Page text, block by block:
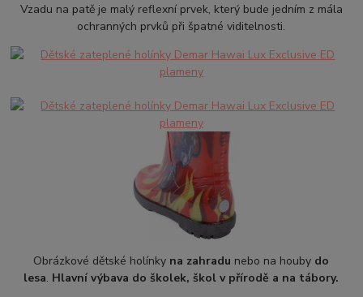
Vzadu na patě je malý reflexní prvek, který bude jedním z mála
ochranných prvků při špatné viditelnosti.
Obrázkové dětské holínky na zahradu nebo na houby do
lesa. Hlavní výbava do školek, škol v přírodě a na tábory.